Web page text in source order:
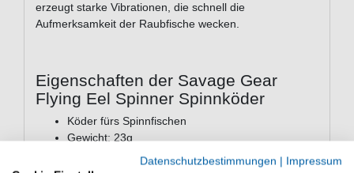
erzeugt starke Vibrationen, die schnell die
Aufmerksamkeit der Raubfische wecken.
Eigenschaften der Savage Gear
Flying Eel Spinner Spinnköder
Köder fürs Spinnfischen
Gewicht: 23g
Aktion: sinkend
Datenschutzbestimmungen | Impressum